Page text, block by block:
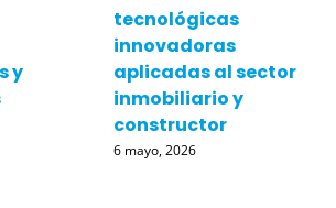
y
tecnológicas
innovadoras
aplicadas al sector
inmobiliario y
constructor
6 mayo, 2026